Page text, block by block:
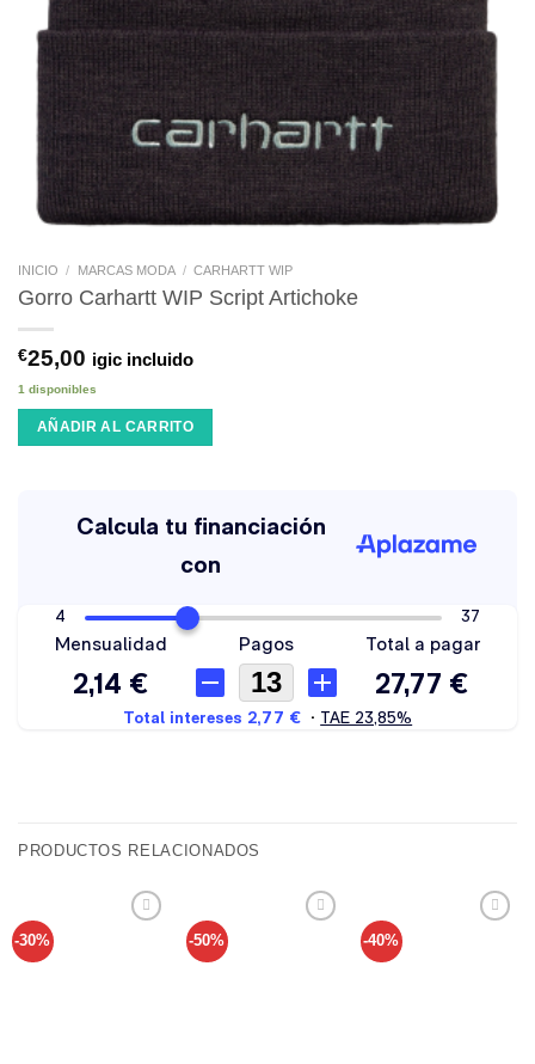
INICIO / MARCAS MODA / CARHARTT WIP
Gorro Carhartt WIP Script Artichoke
€25,00 igic incluido
1 disponibles
AÑADIR AL CARRITO
PRODUCTOS RELACIONADOS
-30% -50% -40%